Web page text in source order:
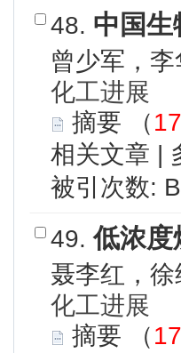
48. 中国生
曾少军，李
化工进展
摘要 （
相关文章 |
被引次数:
49.低浓度
聂李红，
化工进展
摘要 （